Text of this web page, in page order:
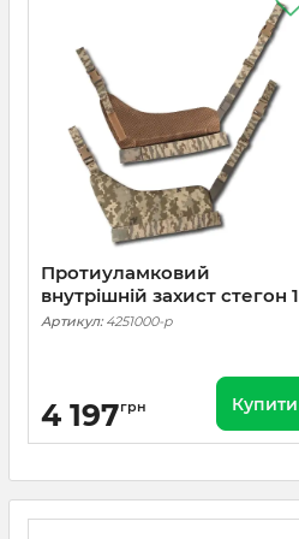
Протиуламковий
внутрішній захист стегон 1
клас. Піксель
Артикул:4251000-p
4 197грн Купити